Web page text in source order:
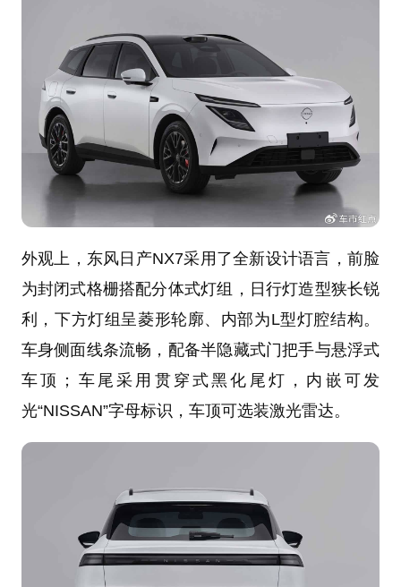
外观上，东风日产NX7采用了全新设计语言，前脸
为封闭式格栅搭配分体式灯组，日行灯造型狭长锐
利，下方灯组呈菱形轮廓、内部为L型灯腔结构。
车身侧面线条流畅，配备半隐藏式门把手与悬浮式
车顶；车尾采用贯穿式黑化尾灯，内嵌可发
光“NISSAN”字母标识，车顶可选装激光雷达。